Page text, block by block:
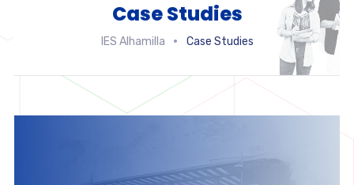
Case Studies
IES Alhamilla Case Studies